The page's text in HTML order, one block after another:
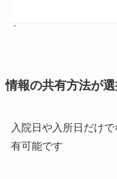
情報の共有方法が
入院日や入所日だけ
有可能です